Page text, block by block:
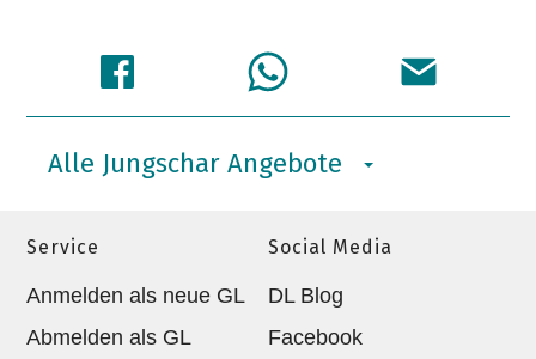
Alle Jungschar Angebote
Service
Anmelden als neue GL
Abmelden als GL
Social Media
DL Blog
Facebook